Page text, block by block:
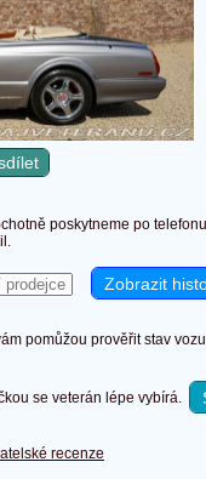
poskytneme po
pomůžou prověřit stav
se veterán lépe vybírá.
recenze